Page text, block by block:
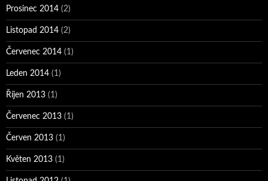
Prosinec 2014 (2)
Listopad 2014 (2)
Červenec 2014 (1)
Leden 2014 (1)
Říjen 2013 (1)
Červenec 2013 (1)
Červen 2013 (1)
Květen 2013 (1)